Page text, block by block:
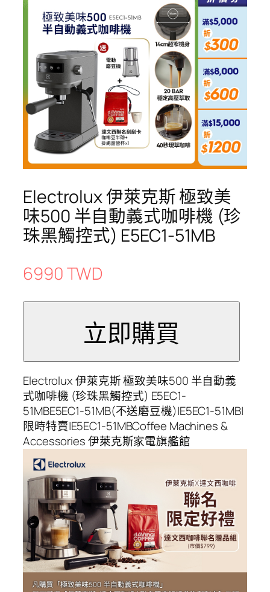
Electrolux 伊萊克斯 極致美
味500 半自動義式咖啡機 (珍
珠黑觸控式) E5EC1-51MB
6990 TWD
Electrolux 伊萊克斯 極致美味500 半自動義
式咖啡機 (珍珠黑觸控式) E5EC1-
51MBE5EC1-51MB(不送磨豆機)|E5EC1-51MB|
限時特賣|E5EC1-51MBCoffee Machines &
Accessories 伊萊克斯家電旗艦館